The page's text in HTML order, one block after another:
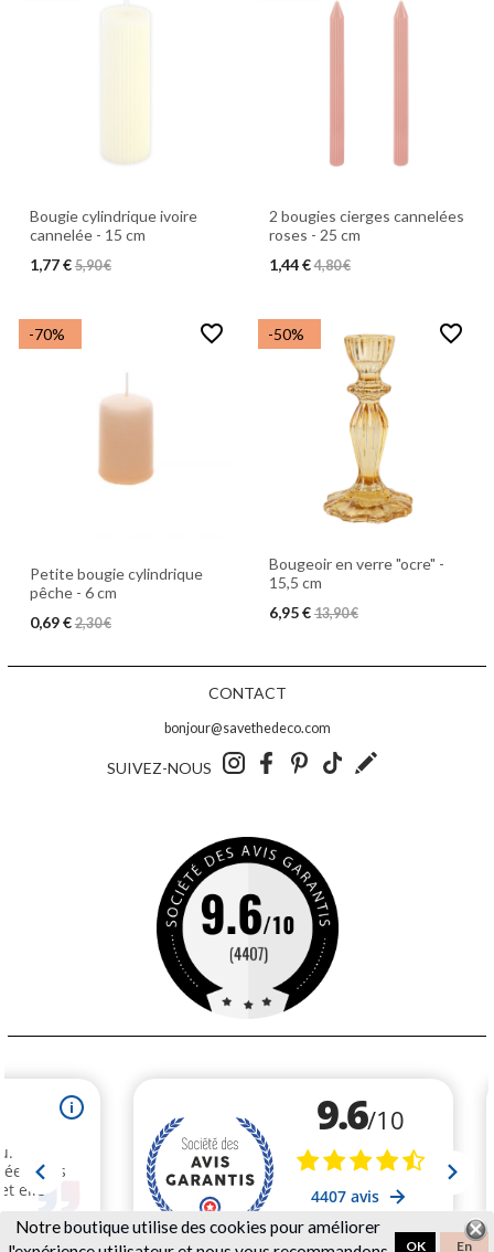
Notreboutique utilise des cookies pour améliorer
OK En
Bougie cylindrique ivoire
cannelée - 15 cm
1,77 € 5,90 €
2 bougies cierges cannelées
roses - 25 cm
1,44 € 4,80 €
-70% favorite_border
Petite bougie cylindrique
pêche - 6 cm
0,69 € 2,30 €
-50% favorite_border
Bougeoir en verre "ocre" -
15,5 cm
6,95 € 13,90 €
CONTACT
bonjour@savethedeco.com
SUIVEZ-NOUS